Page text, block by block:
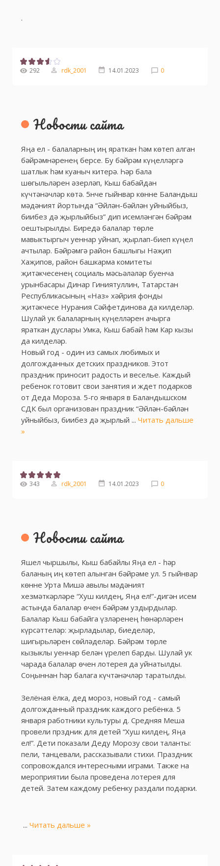
.
292 rdk_2001 14.01.2023 0
Новости сайта
Яңа ел - балаларның иң яраткан һәм көтеп алган
бәйрәмнәренең берсе. Бу бәйрәм күңелләргә
шатлык һәм куаныч китерә. Һәр бала
шөгыльләрен әзерләп, Кыш бабайдан
күчтәнәчләр көтә. 5нче гыйнвар көнне Баландыш
мәдәният йортында “Әйлән-бәйлән уйныйбыз,
биибез дә җырлыйбыз” дип исемләнгән бәйрәм
оештырылды. Биредә балалар төрле
мавыктыргыч уеннар уйнап, җырлап-биеп күңел
ачтылар. Бәйрәмгә район башлыгы Нәҗип
Хаҗипов, район башкарма комитеты
җитәкчесенең социаль мәсьәләләр буенча
урынбасары Динар Гиниятуллин, Татарстан
Республикасының «Наз» хәйрия фонды
җитәкчесе Нурания Сәйфетдинова да килделәр.
Шулай ук балаларның күңелләрен ачырга
яраткан дуслары Умка, Кыш бабай һәм Кар кызы
да килделәр.
Новый год - один из самых любимых и
долгожданных детских праздников. Этот
праздник приносит радость и веселье. Каждый
ребенок готовит свои занятия и ждет подарков
от Деда Мороза. 5-го января в Баландышском
СДК был организован праздник “Әйлән-бәйлән
уйныйбыз, биибез дә җырлый ... Читать дальше
»
343 rdk_2001 14.01.2023 0
Новости сайта
Яшел чыршылы, Кыш бабайлы Яңа ел - һәр
баланың иң көтеп алынган бәйрәме ул. 5 гыйнвар
көнне Урта Мишә авылы мәдәният
хезмәткәрләре “Хуш килдең, Яңа ел!”-дигән исем
астында балалар өчен бәйрәм уздырдылар.
Балалар Кыш бабайга үзләренең һөнәрләрен
күрсәттеләр: җырладылар, биеделәр,
шигырьләрен сөйләделәр. Бәйрәм төрле
кызыклы уеннар белән үрелеп барды. Шулай ук
чарада балалар өчен лотерея да уйнатылды.
Соңыннан һәр балага күчтәнәчләр таратылды.
Зелёная ёлка, дед мороз, новый год - самый
долгожданный праздник каждого ребёнка. 5
января работники культуры д. Средняя Меша
провели прздник для детей “Хуш килдең, Яңа
ел!”. Дети показали Деду Морозу свои таланты:
пели, танцевали, рассказывали стихи. Праздник
сопровождался интересными играми. Также на
мероприятии была проведена лотерея для
детей. Затем каждому ребенку раздали подарки.
... Читать дальше »